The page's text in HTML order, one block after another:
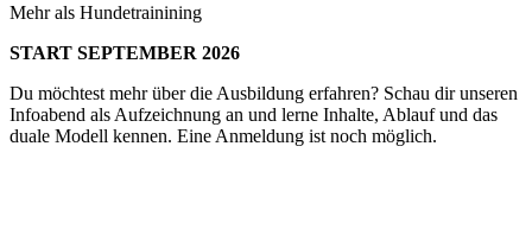
Mehr als Hundetrainining
START SEPTEMBER 2026
Du möchtest mehr über die Ausbildung erfahren? Schau dir unseren
Infoabend als Aufzeichnung an und lerne Inhalte, Ablauf und das
duale Modell kennen. Eine Anmeldung ist noch möglich.